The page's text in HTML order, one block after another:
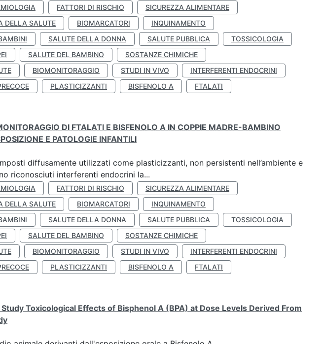
FATTORI DI RISCHIO
SICUREZZA ALIMENTARE
DELLA SALUTE BIOMARCATORI
INQUINAMENTO
SALUTE DELLA DONNA SALUTE PUBBLICA
TOSSICOLOGIA
SALUTE DEL BAMBINO
SOSTANZE CHIMICHE
BIOMONITORAGGIO STUDI IN VIVO
INTERFERENTI ENDOCRINI
PLASTICIZZANTI BISFENOLO A
FTALATI
DI FTALATI E BISFENOLO A IN COPPIE MADRE-BAMBINO
E PATOLOGIE INFANTILI
diffusamente utilizzati come plasticizzanti, non persistenti nell’ambiente e
riconosciuti interferenti endocrini la...
FATTORI DI RISCHIO
SICUREZZA ALIMENTARE
DELLA SALUTE BIOMARCATORI
INQUINAMENTO
SALUTE DELLA DONNA SALUTE PUBBLICA
TOSSICOLOGIA
SALUTE DEL BAMBINO
SOSTANZE CHIMICHE
BIOMONITORAGGIO STUDI IN VIVO
INTERFERENTI ENDOCRINI
PLASTICIZZANTI BISFENOLO A
FTALATI
Toxicological Effects of Bisphenol A (BPA) at Dose Levels Derived From